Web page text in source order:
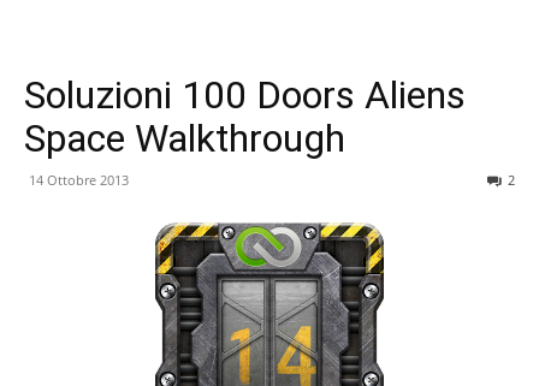
Soluzioni 100 Doors Aliens
Space Walkthrough
14 Ottobre 2013 2